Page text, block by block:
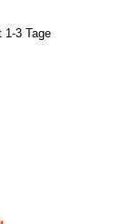
1-3 Tage